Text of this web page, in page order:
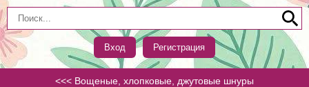
Вход Регистрация
<<< Вощеные, хлопковые, джутовые шнуры